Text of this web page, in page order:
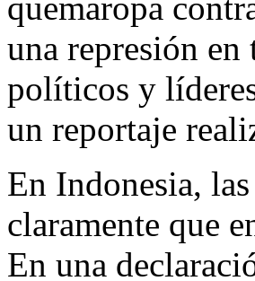
quemaropa
una represión
políticos y
un reportaje
En Indonesia,
claramente que
En una